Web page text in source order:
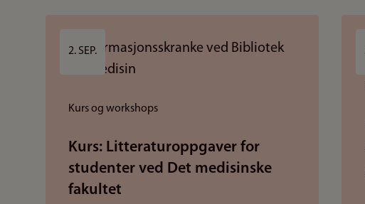
2. SEP.
Kurs og workshops
Kurs: Litteraturoppgaver for
studenter ved Det medisinske
fakultet